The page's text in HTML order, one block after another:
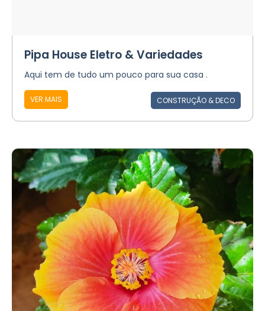
Pipa House Eletro & Variedades
Aqui tem de tudo um pouco para sua casa .
VER MAIS CONSTRUÇÃO & DECO